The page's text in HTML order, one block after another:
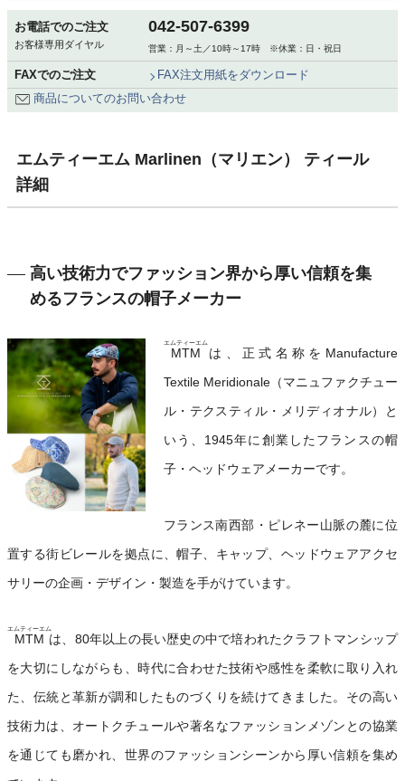
お電話でのご注文
お客様専用ダイヤル
042-507-6399
営業：月～土／10時～17時 ※休業：日・祝日
FAXでのご注文
FAX注文用紙をダウンロード
商品についてのお問い合わせ
エムティーエム Marlinen（マリエン） ティール
詳細
高い技術力でファッション界から厚い信頼を集
めるフランスの帽子メーカー
MTM
エムティーエム
は、正式名称をManufacture
Textile Meridionale（マニュファクチュー
ル・テクスティル・メリディオナル）と
いう、1945年に創業したフランスの帽
子・ヘッドウェアメーカーです。
フランス南西部・ピレネー山脈の麓に位
置する街ビレールを拠点に、帽子、キャップ、ヘッドウェアアクセ
サリーの企画・デザイン・製造を手がけています。
MTM
エムティーエム
は、80年以上の長い歴史の中で培われたクラフトマンシップ
を大切にしながらも、時代に合わせた技術や感性を柔軟に取り入れ
た、伝統と革新が調和したものづくりを続けてきました。その高い
技術力は、オートクチュールや著名なファッションメゾンとの協業
を通じても磨かれ、世界のファッションシーンから厚い信頼を集め